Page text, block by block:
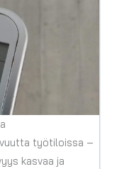
työtiloissa –
kasvaa ja